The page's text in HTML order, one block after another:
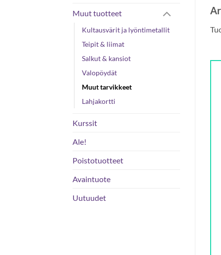
Muut tuotteet
Kultausvärit ja lyöntimetallit
Teipit & liimat
Salkut & kansiot
Valopöydät
Muut tarvikkeet
Lahjakortti
Kurssit
Ale!
Poistotuotteet
Avaintuote
Uutuudet